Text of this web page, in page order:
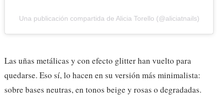
Una publicación compartida de Alicia Torello (@aliciatnails)
Las uñas metálicas y con efecto glitter han vuelto para
quedarse. Eso sí, lo hacen en su versión más minimalista:
sobre bases neutras, en tonos beige y rosas o degradadas.